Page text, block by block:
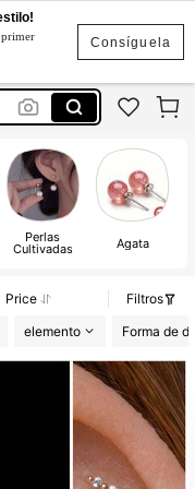
Consíguela
primer
Perlas
Cultivadas Ágata
Price
Filtros
elemento Forma de